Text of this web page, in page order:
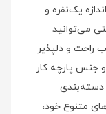
یک‌نفره و
می‌توانید
راحت و دلپذیر
جنس پارچه کار
دسته‌بندی
متنوع خود،